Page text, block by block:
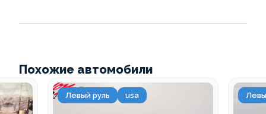
Похожие автомобили
Левый руль usa